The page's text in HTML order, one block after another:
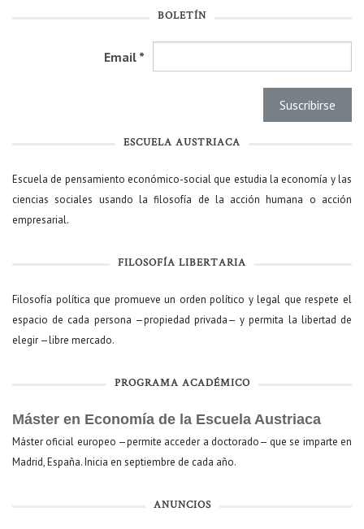
BOLETÍN
Email *
ESCUELA AUSTRIACA
Escuela de pensamiento económico-social que estudia la economía y las
ciencias sociales usando la filosofía de la acción humana o acción
empresarial.
FILOSOFÍA LIBERTARIA
Filosofía política que promueve un orden político y legal que respete el
espacio de cada persona —propiedad privada— y permita la libertad de
elegir —libre mercado.
PROGRAMA ACADÉMICO
Máster en Economía de la Escuela Austriaca
Máster oficial europeo —permite acceder a doctorado— que se imparte en
Madrid, España. Inicia en septiembre de cada año.
ANUNCIOS